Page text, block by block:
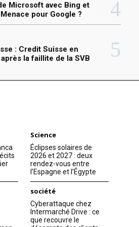
Microsoft avec Bing et
pour Google ?
: Credit Suisse en
la faillite de la SVB
Science
Éclipses solaires de
2026 et 2027 : deux
rendez-vous entre
l’Espagne et l’Égypte
société
Cyberattaque chez
Intermarché Drive : ce
que recouvre le